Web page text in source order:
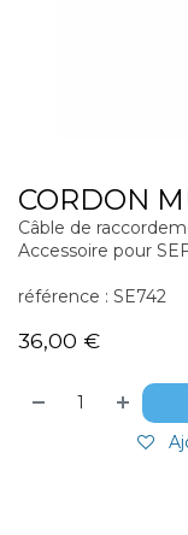
CORDON
Câble de
Accessoire pour
référence : SE742
36,00 €